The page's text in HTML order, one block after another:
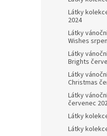
Látky
2024
Látky
Wishes
Látky
Brights
Látky
Christmas
Látky
červenec
Látky
Látky